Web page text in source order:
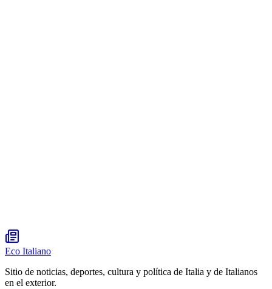
Eco Italiano
Sitio de noticias, deportes, cultura y política de Italia y de Italianos
en el exterior.